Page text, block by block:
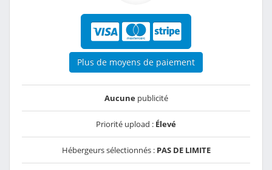
Plus de moyens de paiement
Aucunepublicité
Priorité upload : Élevé
Hébergeurs sélectionnés : PAS DE LIMITE